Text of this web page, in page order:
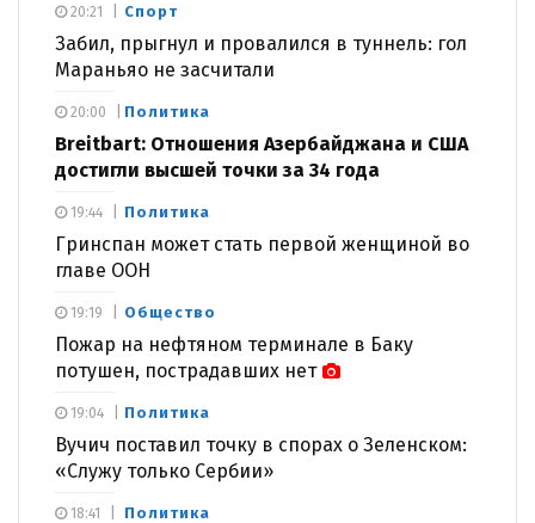
Спорт
Забил, прыгнул и провалился в туннель: гол
Мараньяо не засчитали
20:21
Политика
Breitbart: Отношения Азербайджана и США
достигли высшей точки за 34 года
20:00
Политика
Гринспан может стать первой женщиной во
главе ООН
19:44
Общество
Пожар на нефтяном терминале в Баку
потушен, пострадавших нет
19:19
Политика
Вучич поставил точку в спорах о Зеленском:
«Служу только Сербии»
19:04
Политика
18:41